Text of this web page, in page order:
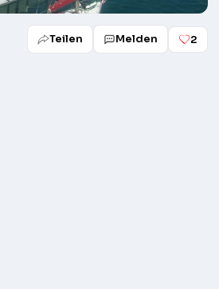
Teilen Melden 2